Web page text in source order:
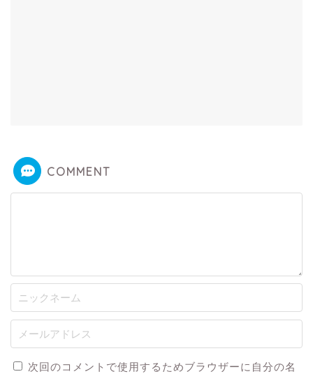
COMMENT
次回のコメントで使用するためブラウザーに自分の名